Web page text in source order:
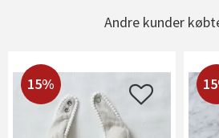
Andre kunder
15%